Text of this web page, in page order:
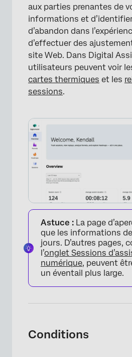
aux parties prenantes de
informations et
d’abandon dans
d’effectuer des
site Web. Dans Digital
utilisateurs peuvent voir
cartes thermiques et les
sessions.
Astuce : La page
que les informations
jours. D’autres pages,
l’onglet Sessions
numérique, peuvent
un éventail plus large.
Conditions